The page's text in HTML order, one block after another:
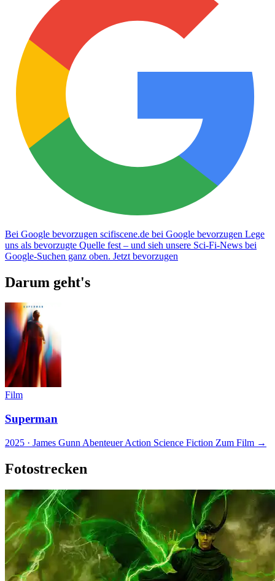
Bei Google bevorzugen scifiscene.de bei Google bevorzugen Lege
uns als bevorzugte Quelle fest – und sieh unsere Sci-Fi-News bei
Google-Suchen ganz oben. Jetzt bevorzugen
Darum geht's
Film
Superman
2025 · James Gunn Abenteuer Action Science Fiction Zum Film →
Fotostrecken